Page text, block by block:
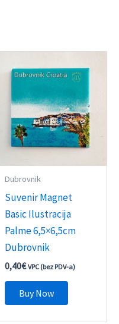
Dubrovnik
Suvenir Magnet
Basic Ilustracija
Palme 6,5×6,5cm
Dubrovnik
0,40€ VPC (bez PDV-a)
Buy Now